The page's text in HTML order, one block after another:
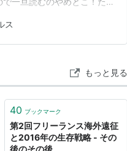
ることとなりました。 12
ス
もっと見る
40 ブックマーク
第2回フリーランス海外遠征
と2016年の生存戦略 - その
後のその後